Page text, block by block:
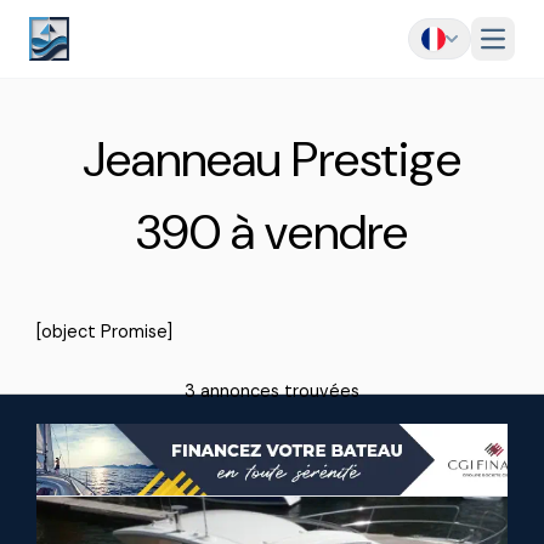
Menu
Jeanneau Prestige
390 à vendre
[object Promise]
3 annonces trouvées